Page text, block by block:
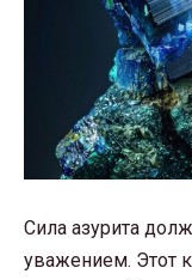
Сила азурита
уважением. Этот